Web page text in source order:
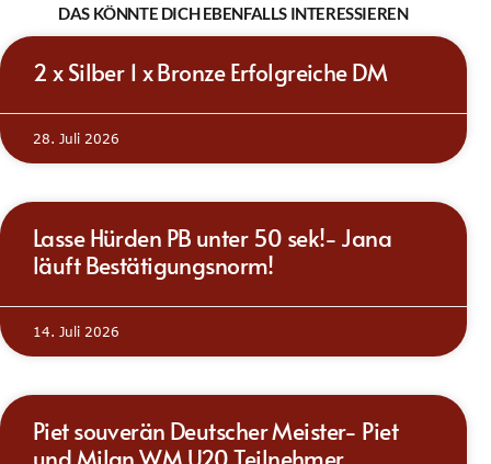
DAS KÖNNTE DICH EBENFALLS INTERESSIEREN
2 x Silber 1 x Bronze Erfolgreiche DM
28. Juli 2026
Lasse Hürden PB unter 50 sek!- Jana
läuft Bestätigungsnorm!
14. Juli 2026
Piet souverän Deutscher Meister- Piet